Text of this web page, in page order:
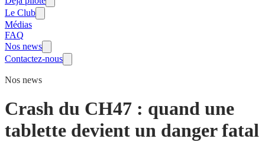
Le Club
Médias
FAQ
Nos news
Contactez-nous
Nos news
Crash du CH47 : quand une
tablette devient un danger fatal